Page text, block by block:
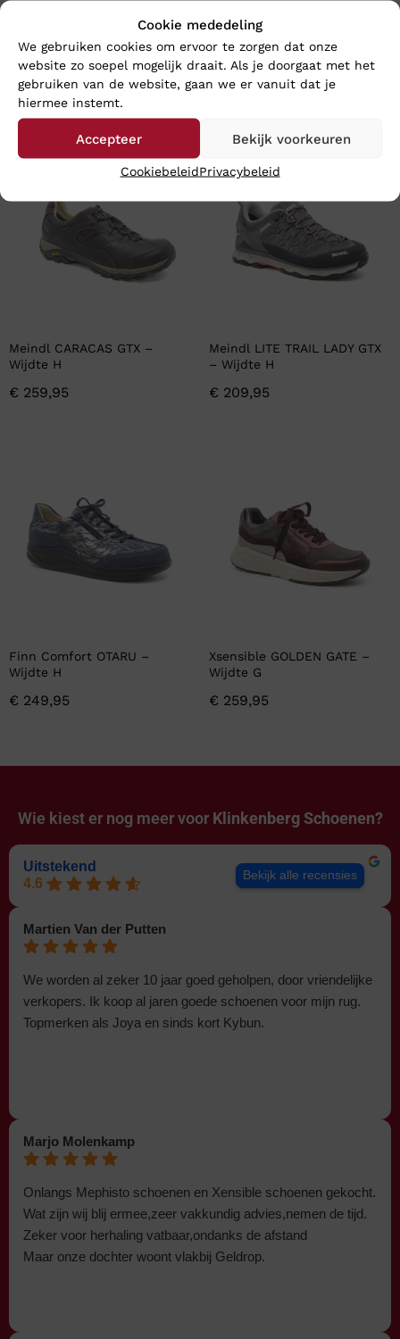
Cookie mededeling
We gebruiken cookies om ervoor te zorgen dat onze
website zo soepel mogelijk draait. Als je doorgaat met het
gebruiken van de website, gaan we er vanuit dat je
hiermee instemt.
Accepteer Bekijk voorkeuren
CookiebeleidPrivacybeleid
En wat vind u van deze?
Meindl CARACAS GTX –
Wijdte H
€ 259,95
Meindl LITE TRAIL LADY GTX
– Wijdte H
€ 209,95
Finn Comfort OTARU –
Wijdte H
€ 249,95
Xsensible GOLDEN GATE –
Wijdte G
€ 259,95
Wie kiest er nog meer voor Klinkenberg Schoenen?
Uitstekend
4.6
Bekijk alle recensies
Martien Van der Putten
We worden al zeker 10 jaar goed geholpen, door vriendelijke
verkopers. Ik koop al jaren goede schoenen voor mijn rug.
Topmerken als Joya en sinds kort Kybun.
Marjo Molenkamp
Onlangs Mephisto schoenen en Xensible schoenen gekocht.
Wat zijn wij blij ermee,zeer vakkundig advies,nemen de tijd.
Zeker voor herhaling vatbaar,ondanks de afstand
Maar onze dochter woont vlakbij Geldrop.